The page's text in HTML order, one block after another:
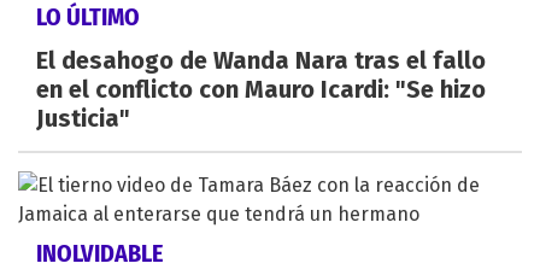
LO ÚLTIMO
El desahogo de Wanda Nara tras el fallo
en el conflicto con Mauro Icardi: "Se hizo
Justicia"
INOLVIDABLE